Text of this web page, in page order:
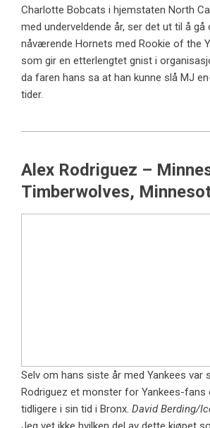
Charlotte Bobcats i hjemstaten North
med underveldende år, ser det ut til å gå
nåværende Hornets med Rookie of the
som gir en etterlengtet gnist i
da faren hans sa at han kunne slå MJ
tider.
Alex Rodriguez –
Timberwolves,
Selv om hans siste år med Yankees var
Rodriguez et monster for Yankees-fans
tidligere i sin tid i Bronx. David Berding/